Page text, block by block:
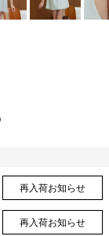
再入荷お知らせ
再入荷お知らせ